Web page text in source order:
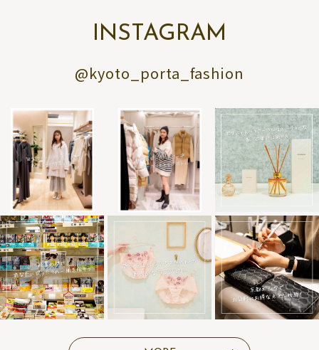
INSTAGRAM
@kyoto_porta_fashion